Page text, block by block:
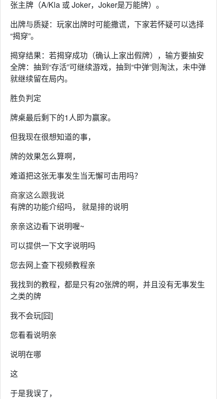
张主牌（A/Kla 或 Joker，Joker是万能牌）。
出牌与质疑：玩家出牌时可能撒谎，下家若怀疑可以选择
“揭穿”。
揭穿结果：若揭穿成功（确认上家出假牌），输方要抽安
全牌：抽到“存活”可继续游戏，抽到“中弹”则淘汰，未中弹
就继续留在局内。
胜负判定
牌桌最后剩下的1人即为赢家。
但我现在很想知道的事，
牌的效果怎么算啊，
难道把这张无事发生当无懈可击用吗？
商家这么跟我说
有牌的功能介绍吗， 就是排的说明
亲亲这边看下说明喔~
可以提供一下文字说明吗
您去网上查下视频教程亲
我找到的教程，都是只有20张牌的啊，并且没有无事发生
之类的牌
我不会玩[囧]
您看看说明亲
说明在哪
这
于是我误了，